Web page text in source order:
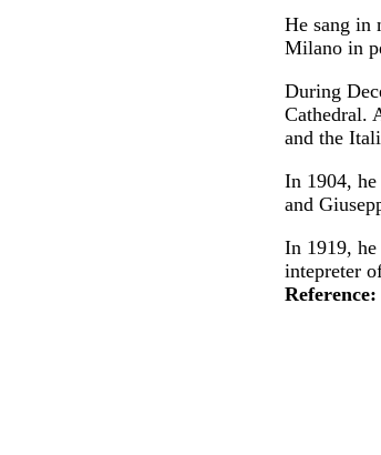
He sang in
Milano in
During
Cathedral.
and the
In 1904, he
and
In 1919, he
intepreter